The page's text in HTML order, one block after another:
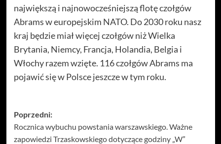
największą i najnowocześniejszą flotę czołgów
Abrams w europejskim NATO. Do 2030 roku nasz
kraj będzie miał więcej czołgów niż Wielka
Brytania, Niemcy, Francja, Holandia, Belgia i
Włochy razem wzięte. 116 czołgów Abrams ma
pojawić się w Polsce jeszcze w tym roku.
Zobacz
wpisy
Poprzedni:
Rocznica wybuchu powstania warszawskiego. Ważne
zapowiedzi Trzaskowskiego dotyczące godziny „W”